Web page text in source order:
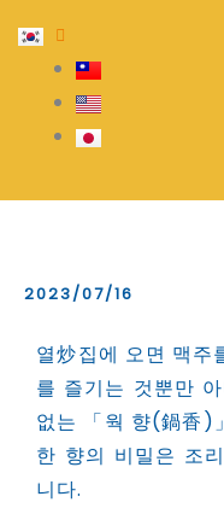
to
2023/07/16
열炒집에 오면 맥주
를 즐기는 것뿐만
없는 「웍 향(鍋香)
한 향의 비밀은 조
니다.